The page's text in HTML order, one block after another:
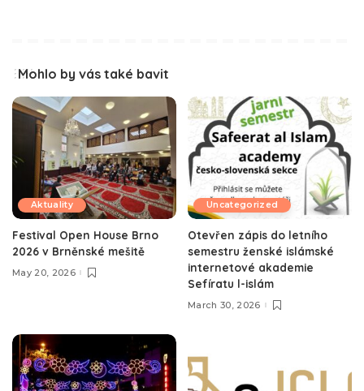
Mohlo by vás také bavit
Aktuality
Festival Open House Brno
2026 v Brněnské mešitě
May 20, 2026
Uncategorized
Otevřen zápis do letního
semestru ženské islámské
internetové akademie
Sefíratu l-islám
March 30, 2026